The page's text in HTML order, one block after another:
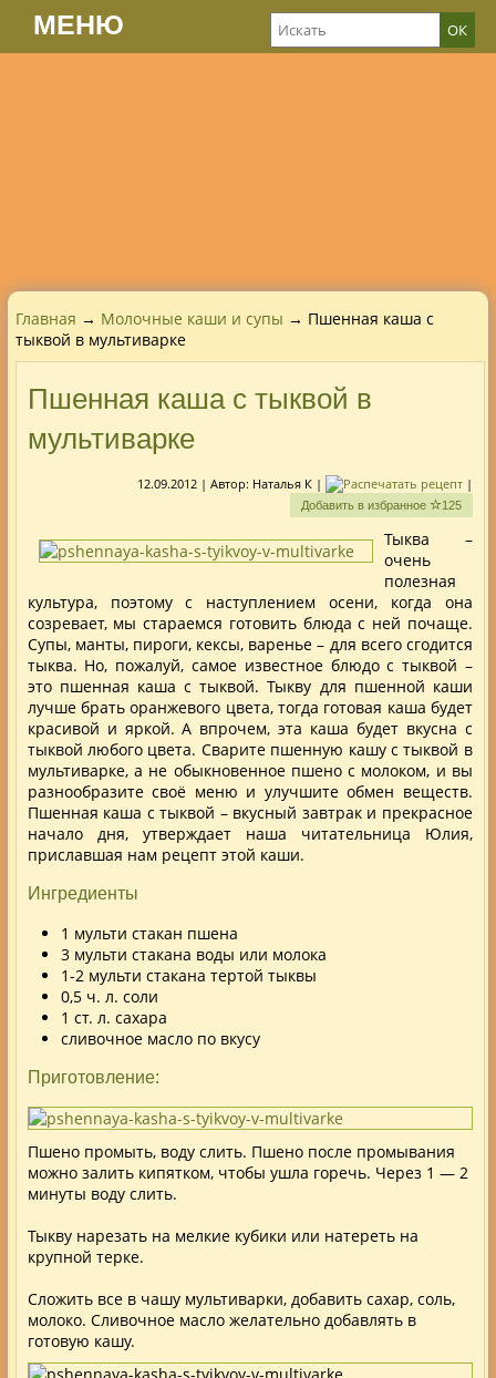
МЕНЮ
Главная → Молочные каши и супы → Пшенная каша с
тыквой в мультиварке
Пшенная каша с тыквой в
мультиварке
12.09.2012 | Автор: Наталья К| |
Добавить в избранное 125
Тыква –
очень
полезная
культура, поэтому с наступлением осени, когда она
созревает, мы стараемся готовить блюда с ней почаще.
Супы, манты, пироги, кексы, варенье – для всего сгодится
тыква. Но, пожалуй, самое известное блюдо с тыквой –
это пшенная каша с тыквой. Тыкву для пшенной каши
лучше брать оранжевого цвета, тогда готовая каша будет
красивой и яркой. А впрочем, эта каша будет вкусна с
тыквой любого цвета. Сварите пшенную кашу с тыквой в
мультиварке, а не обыкновенное пшено с молоком, и вы
разнообразите своё меню и улучшите обмен веществ.
Пшенная каша с тыквой – вкусный завтрак и прекрасное
начало дня, утверждает наша читательница Юлия,
приславшая нам рецепт этой каши.
Ингредиенты
1 мульти стакан пшена
3 мульти стакана воды или молока
1-2 мульти стакана тертой тыквы
0,5 ч. л. соли
1 ст. л. сахара
сливочное масло по вкусу
Приготовление:
Пшено промыть, воду слить. Пшено после промывания
можно залить кипятком, чтобы ушла горечь. Через 1 — 2
минуты воду слить.
Тыкву нарезать на мелкие кубики или натереть на
крупной терке.
Сложить все в чашу мультиварки, добавить сахар, соль,
молоко. Сливочное масло желательно добавлять в
готовую кашу.